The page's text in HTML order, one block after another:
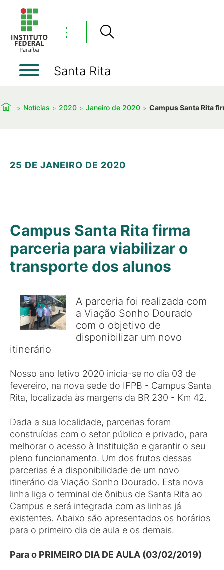
⋮
Santa Rita
Notícias 2020 Janeiro de 2020 Campus Santa Rita
25 DE JANEIRO DE 2020
Campus Santa Rita firma
parceria para viabilizar o
transporte dos alunos
A parceria foi realizada com
a Viação Sonho Dourado
com o objetivo de
disponibilizar um novo
itinerário
Nosso ano letivo 2020 inicia-se no dia 03 de
fevereiro, na nova sede do IFPB - Campus Santa
Rita, localizada às margens da BR 230 - Km 42.
Dada a sua localidade, parcerias foram
construídas com o setor público e privado, para
melhorar o acesso à Instituição e garantir o seu
pleno funcionamento. Um dos frutos dessas
parcerias é a disponibilidade de um novo
itinerário da Viação Sonho Dourado. Esta nova
linha liga o terminal de ônibus de Santa Rita ao
Campus e será integrada com as linhas já
existentes. Abaixo são apresentados os horários
para o primeiro dia de aula e os demais.
Para o PRIMEIRO DIA DE AULA (03/02/2019)